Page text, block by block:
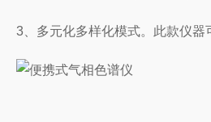
3、多元化多样化模式。此款仪